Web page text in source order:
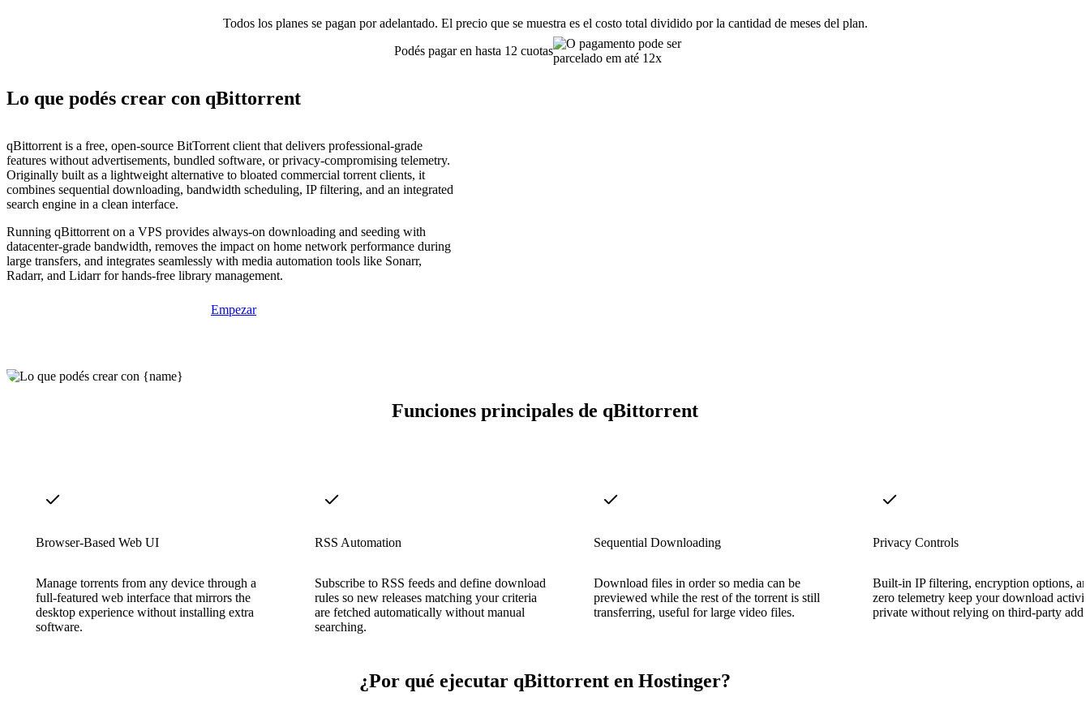
Todos los planes se pagan por adelantado. El precio que se muestra es el costo total dividido por la cantidad de meses del plan.
Podés pagar en hasta 12 cuotas
Lo que podés crear con qBittorrent
qBittorrent is a free, open-source BitTorrent client that delivers professional-grade
features without advertisements, bundled software, or privacy-compromising telemetry.
Originally built as a lightweight alternative to bloated commercial torrent clients, it
combines sequential downloading, bandwidth scheduling, IP filtering, and an integrated
search engine in a clean interface.
Running qBittorrent on a VPS provides always-on downloading and seeding with
datacenter-grade bandwidth, removes the impact on home network performance during
large transfers, and integrates seamlessly with media automation tools like Sonarr,
Radarr, and Lidarr for hands-free library management.
Empezar
Funciones principales de qBittorrent
Browser-Based Web UI
Manage torrents from any device through a
full-featured web interface that mirrors the
desktop experience without installing extra
software.
RSS Automation
Subscribe to RSS feeds and define download
rules so new releases matching your criteria
are fetched automatically without manual
searching.
Sequential Downloading
Download files in order so media can be
previewed while the rest of the torrent is still
transferring, useful for large video files.
Privacy Controls
Built-in IP filtering, encryption options,
zero telemetry keep your download
private without relying on third-party add-
¿Por qué ejecutar qBittorrent en Hostinger?